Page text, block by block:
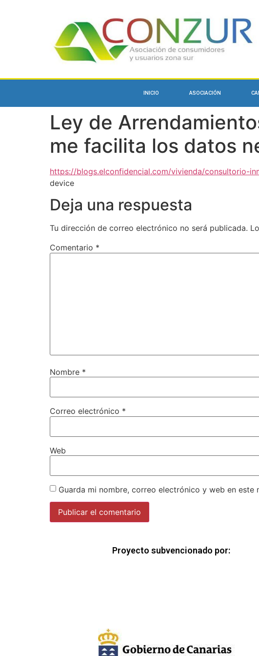
INICIO ASOCIACIÓN
Ley de
me facilita los datos
https://blogs.elconfidencial.com/vivienda/consultorio-
device
Deja una respuesta
Tu dirección de correo electrónico no será publicada.
Comentario *
Nombre *
Correo electrónico *
Web
Guarda mi nombre, correo electrónico y web en
Proyecto subvencionado por: